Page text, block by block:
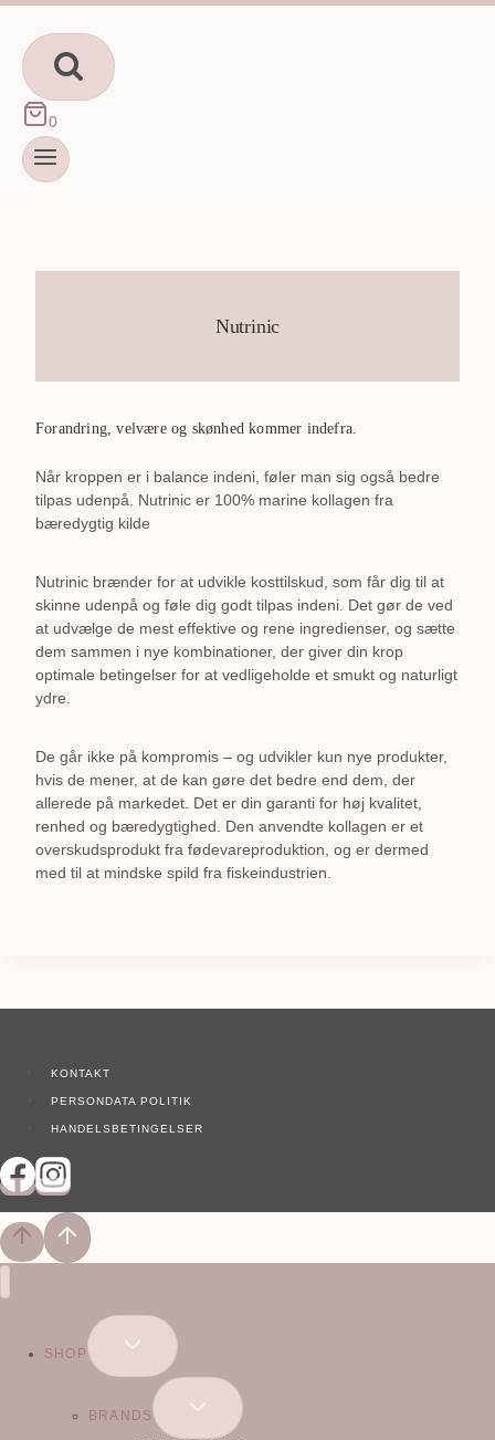
0
Nutrinic
Forandring, velvære og skønhed kommer indefra.
Når kroppen er i balance indeni, føler man sig også bedre
tilpas udenpå. Nutrinic er 100% marine kollagen fra
bæredygtig kilde
Nutrinic brænder for at udvikle kosttilskud, som får dig til at
skinne udenpå og føle dig godt tilpas indeni. Det gør de ved
at udvælge de mest effektive og rene ingredienser, og sætte
dem sammen i nye kombinationer, der giver din krop
optimale betingelser for at vedligeholde et smukt og naturligt
ydre.
De går ikke på kompromis – og udvikler kun nye produkter,
hvis de mener, at de kan gøre det bedre end dem, der
allerede på markedet. Det er din garanti for høj kvalitet,
renhed og bæredygtighed. Den anvendte kollagen er et
overskudsprodukt fra fødevareproduktion, og er dermed
med til at mindske spild fra fiskeindustrien.
KONTAKT
PERSONDATA POLITIK
HANDELSBETINGELSER
SHOP
SKIFT
UNDERMENU
BRANDS
SKIFT
UNDERMENU